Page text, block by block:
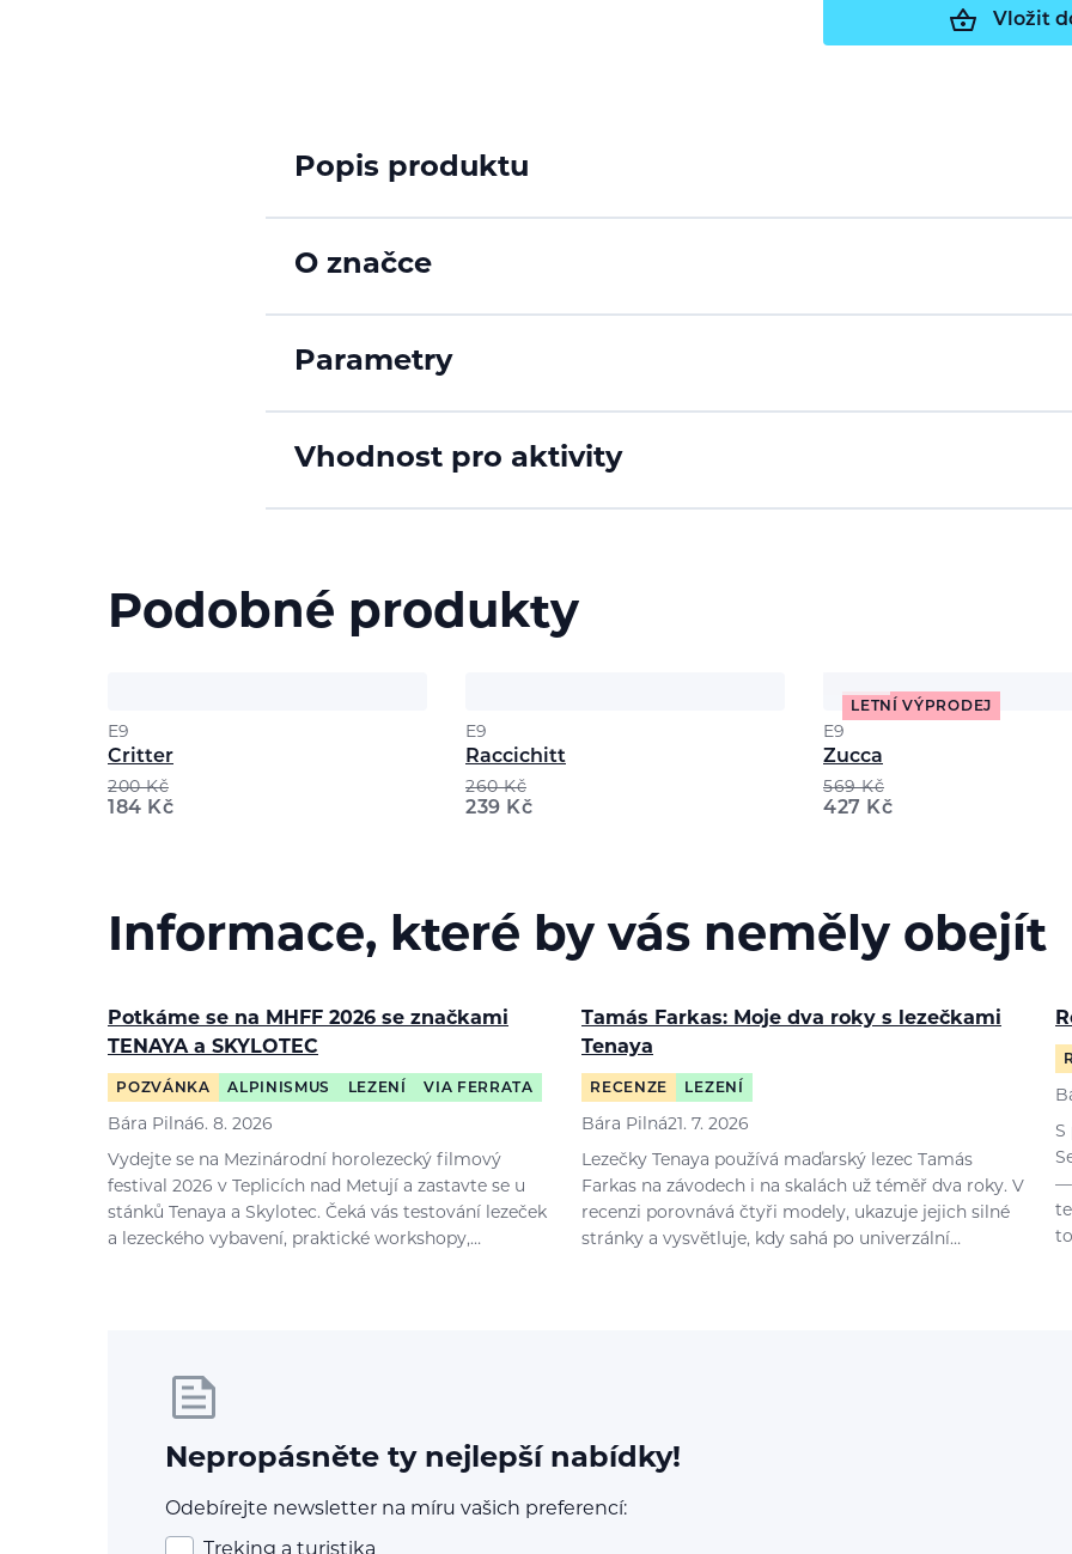
Vložit
Popis produktu
O značce
Parametry
Vhodnost pro aktivity
Podobné produkty
E9
Critter
200Kč
184 Kč
E9
Raccichitt
260Kč
239 Kč
LETNÍ VÝPRODEJ
E9
Zucca
569Kč
427 Kč
Informace, které by vás neměly obejít
Potkáme se na MHFF 2026 se značkami
TENAYA a SKYLOTEC
POZVÁNKA ALPINISMUS LEZENÍ VIA FERRATA
Bára Pilná6. 8. 2026
Vydejte se na Mezinárodní horolezecký filmový
festival 2026 v Teplicích nad Metují a zastavte se u
stánků Tenaya a Skylotec. Čeká vás testování lezeček
a lezeckého vybavení, praktické workshopy,…
Tamás Farkas: Moje dva roky s lezečkami
Tenaya
RECENZE LEZENÍ
Bára Pilná21. 7. 2026
Lezečky Tenaya používá maďarský lezec Tamás
Farkas na závodech i na skalách už téměř dva roky. V
recenzi porovnává čtyři modely, ukazuje jejich silné
stránky a vysvětluje, kdy sahá po univerzální…
S
—
Nepropásněte ty nejlepší nabídky!
Odebírejte newsletter na míru vašich preferencí: